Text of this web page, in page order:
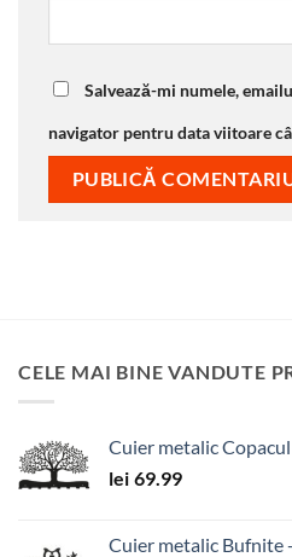
Salvează-mi numele,
navigator pentru data viitoare
CELE MAI BINE VANDUTE
Cuier metalic
lei 69.99
Cuier metalic Bufnite